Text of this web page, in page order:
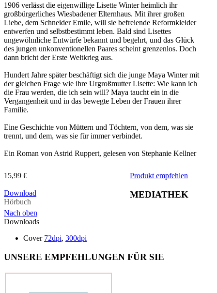
1906 verlässt die eigenwillige Lisette Winter heimlich ihr
großbürgerliches Wiesbadener Elternhaus. Mit ihrer großen
Liebe, dem Schneider Emile, will sie befreiende Reformkleider
entwerfen und selbstbestimmt leben. Bald sind Lisettes
ungewöhnliche Entwürfe bekannt und begehrt, und das Glück
des jungen unkonventionellen Paares scheint grenzenlos. Doch
dann bricht der Erste Weltkrieg aus.
Hundert Jahre später beschäftigt sich die junge Maya Winter mit
der gleichen Frage wie ihre Urgroßmutter Lisette: Wie kann ich
die Frau werden, die ich sein will? Maya taucht ein in die
Vergangenheit und in das bewegte Leben der Frauen ihrer
Familie.
Eine Geschichte von Müttern und Töchtern, von dem, was sie
trennt, und dem, was sie für immer verbindet.
Ein Roman von Astrid Ruppert, gelesen von Stephanie Kellner
15,99 €
Download
Hörbuch
Produkt empfehlen
MEDIATHEK
Nach oben
Downloads
Cover 72dpi, 300dpi
UNSERE EMPFEHLUNGEN FÜR SIE